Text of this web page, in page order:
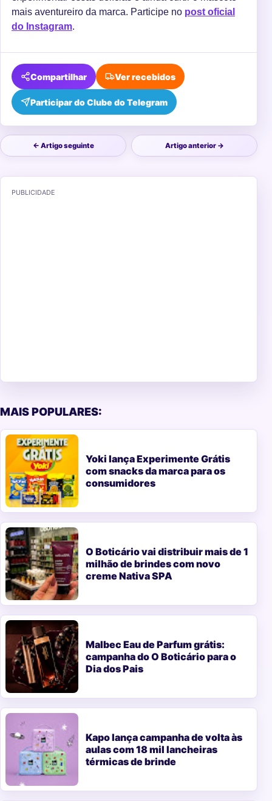
mais aventureiro da marca. Participe no post oficial
do Instagram.
Compartilhar
Participar do Clube do Telegram
Ver recebidos
← Artigo seguinte Artigo anterior →
PUBLICIDADE
MAIS POPULARES:
Yoki lança Experimente Grátis
com snacks da marca para os
consumidores
O Boticário vai distribuir mais de 1
milhão de brindes com novo
creme Nativa SPA
Malbec Eau de Parfum grátis:
campanha do O Boticário para o
Dia dos Pais
Kapo lança campanha de volta às
aulas com 18 mil lancheiras
térmicas de brinde